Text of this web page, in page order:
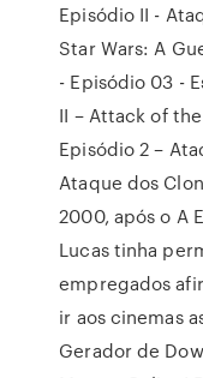
Episódio II -
Star Wars: A
- Episódio 03 -
II – Attack of
Episódio 2 –
Ataque dos
2000, após o A
Lucas tinha
empregados
ir aos cinemas
Gerador de